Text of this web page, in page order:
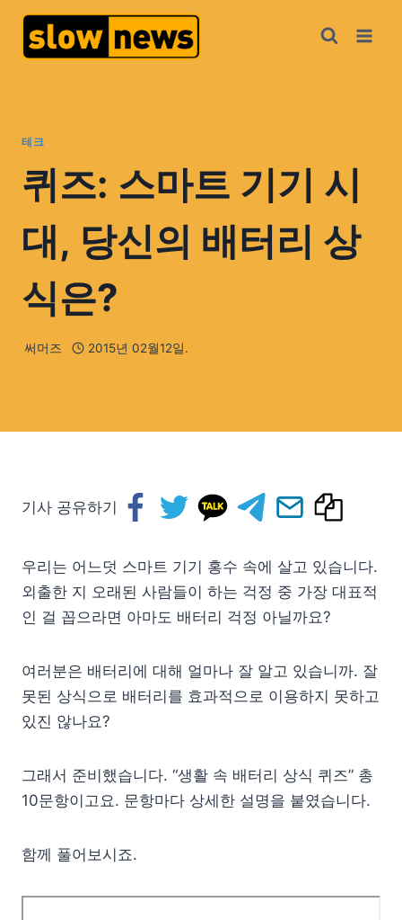
테크
퀴즈: 스마트 기기 시
대, 당신의 배터리 상
식은?
써머즈 2015년 02월12일.
기사 공유하기
우리는 어느덧 스마트 기기 홍수 속에 살고 있습니다.
외출한 지 오래된 사람들이 하는 걱정 중 가장 대표적
인 걸 꼽으라면 아마도 배터리 걱정 아닐까요?
여러분은 배터리에 대해 얼마나 잘 알고 있습니까. 잘
못된 상식으로 배터리를 효과적으로 이용하지 못하고
있진 않나요?
그래서 준비했습니다. “생활 속 배터리 상식 퀴즈” 총
10문항이고요. 문항마다 상세한 설명을 붙였습니다.
함께 풀어보시죠.